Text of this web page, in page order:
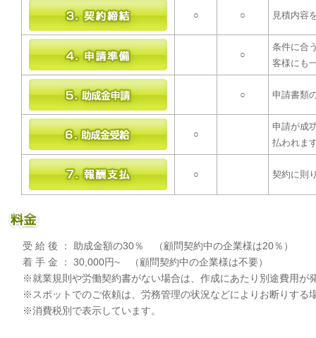
○ ○ 見積内容
○
条件に合
客様にも
○ 申請書類
○
申請が成
払われま
○ 契約に則
受 給 後 ： 助成金額の30％ （顧問契約中の企業様は20％）
着 手 金 ： 30,000円~ （顧問契約中の企業様は不要）
※就業規則や労働契約書がない場合は、作成にあたり別途費用が
※スポットでのご依頼は、労務管理の状況などによりお断りする
※消費税別で表示しています。